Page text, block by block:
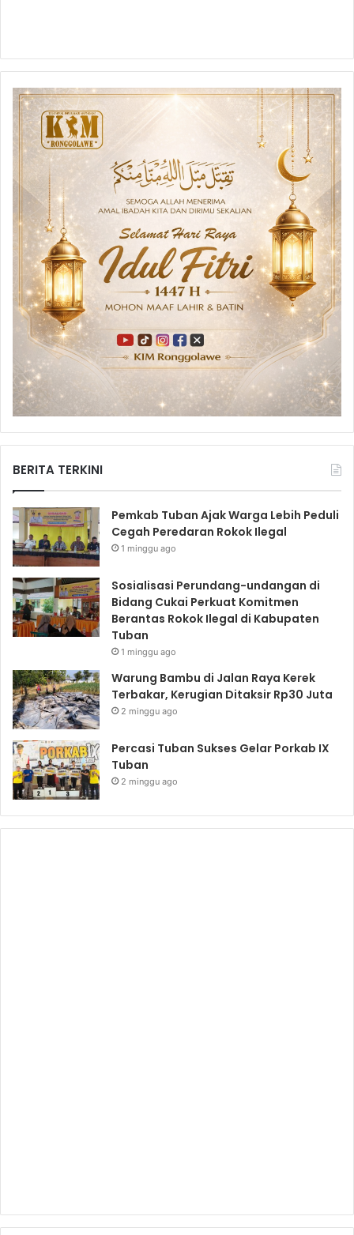
BERITA TERKINI
Pemkab Tuban Ajak Warga Lebih Peduli
Cegah Peredaran Rokok Ilegal
1 minggu ago
Sosialisasi Perundang-undangan di
Bidang Cukai Perkuat Komitmen
Berantas Rokok Ilegal di Kabupaten
Tuban
1 minggu ago
Warung Bambu di Jalan Raya Kerek
Terbakar, Kerugian Ditaksir Rp30 Juta
2 minggu ago
Percasi Tuban Sukses Gelar Porkab IX
Tuban
2 minggu ago